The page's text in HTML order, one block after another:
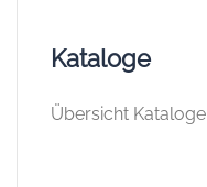
Kataloge
Übersicht Kataloge